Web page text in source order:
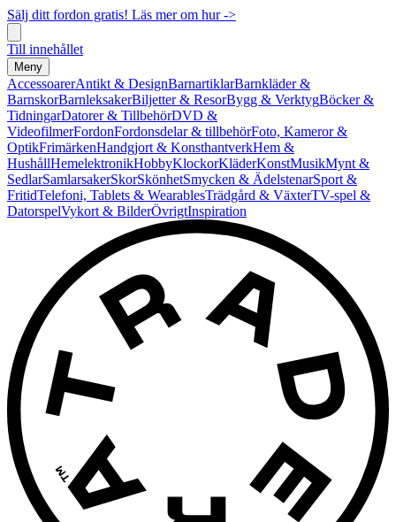
Sälj ditt fordon gratis! Läs mer om hur ->
Till innehållet
Meny
AccessoarerAntikt & DesignBarnartiklarBarnkläder &
BarnskorBarnleksakerBiljetter & ResorBygg & VerktygBöcker &
TidningarDatorer & TillbehörDVD &
VideofilmerFordonFordonsdelar & tillbehörFoto, Kameror &
OptikFrimärkenHandgjort & KonsthantverkHem &
HushållHemelektronikHobbyKlockorKläderKonstMusikMynt &
SedlarSamlarsakerSkorSkönhetSmycken & ÄdelstenarSport &
FritidTelefoni, Tablets & WearablesTrädgård & VäxterTV-spel &
DatorspelVykort & BilderÖvrigtInspiration